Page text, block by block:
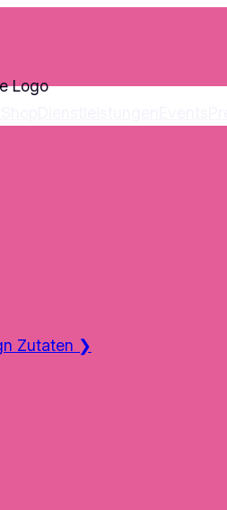
Zutaten ❯